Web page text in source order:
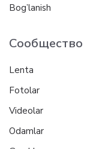
Bog’lanish
Сообщество
Lenta
Fotolar
Videolar
Odamlar